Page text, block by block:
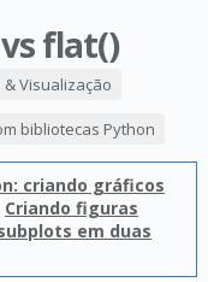
flat()
Visualização
bibliotecas Python
criando gráficos
Criando figuras
em duas